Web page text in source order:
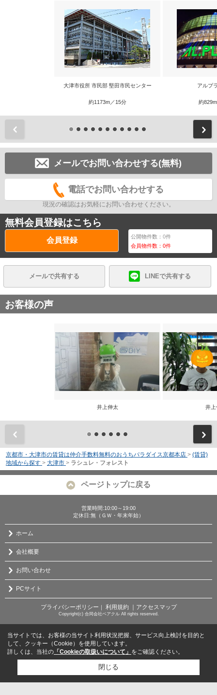
大津市役所 市民部 堅田市民センター
約1173m／15分
アルプ
約
メールでお問い合わせする(無料)
電話でお問い合わせする
現況の確認はお気軽にお問い合わせください。
無料会員登録はこちら
会員登録 公開物件数：0件
会員物件数：0件
メールで共有する LINEで共有する
お客様の声
井上伸太 井上
京都市・大津市の賃貸は仲介手数料無料のおうちパラダイス京都本店 > (賃貸)
地域から探す > 大津市 > ラシュレ・フォレスト
ページトップに戻る
営業時間:10:00～19:00
定休日:無（ＧＷ・年末年始）
ホーム
会社概要
お問い合わせ
PCサイト
プライバシーポリシー 利用規約 ｜アクセスマップ
Copyright(c) 合同会社ベアクル All rights reserved.
当サイトでは、お客様の当サイト利用状況把握、サービス向上検討を目的と
して、クッキー（Cookie）を使用しています。
詳しくは、当社の 「Cookieの取扱いについて」 をご確認ください。
閉じる